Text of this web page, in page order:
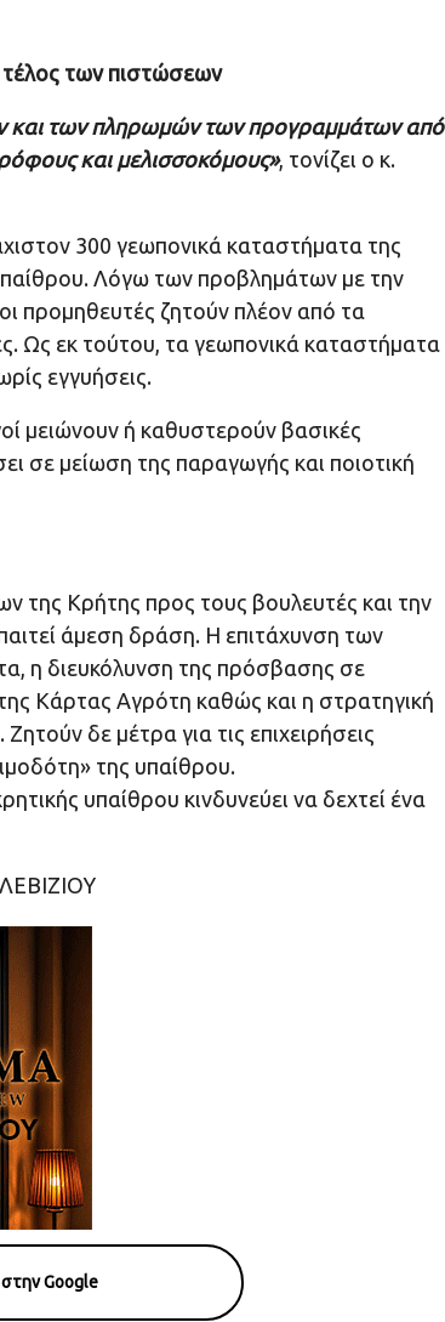
των πιστώσεων
και των πληρωμών των προγραμμάτων από
και μελισσοκόμους», τονίζει ο κ.
300 γεωπονικά καταστήματα της
Λόγω των προβλημάτων με την
προμηθευτές ζητούν πλέον από τα
Ως εκ τούτου, τα γεωπονικά καταστήματα
εγγυήσεις.
μειώνουν ή καθυστερούν βασικές
σε μείωση της παραγωγής και ποιοτική
Κρήτης προς τους βουλευτές και την
άμεση δράση. Η επιτάχυνση των
η διευκόλυνση της πρόσβασης σε
Κάρτας Αγρότη καθώς και η στρατηγική
δε μέτρα για τις επιχειρήσεις
της υπαίθρου.
υπαίθρου κινδυνεύει να δεχτεί ένα
Google